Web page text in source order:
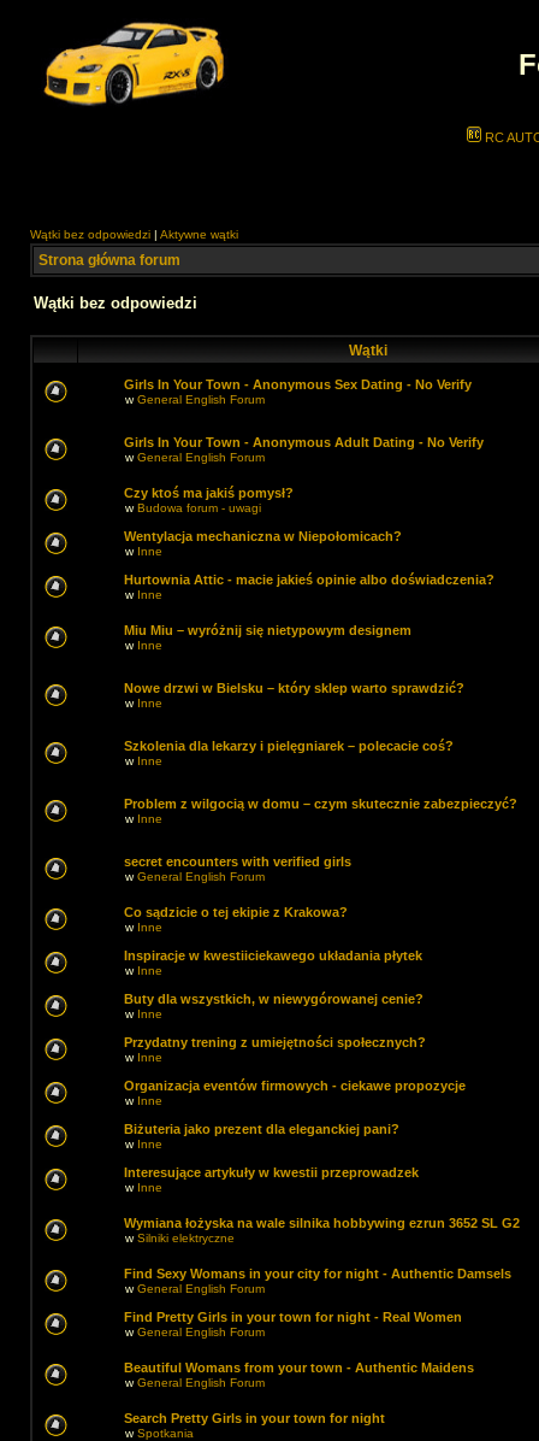
RC
Wątki bez odpowiedzi | Aktywne wątki
Strona główna forum
Wątki bez odpowiedzi
Wątki
Girls In Your Town - Anonymous Sex Dating - No Verify
wGeneral English Forum
Girls In Your Town - Anonymous Adult Dating - No Verify
wGeneral English Forum
Czy ktoś ma jakiś pomysł?
wBudowa forum - uwagi
Wentylacja mechaniczna w Niepołomicach?
w Inne
Hurtownia Attic - macie jakieś opinie albo doświadczenia?
w Inne
Miu Miu – wyróżnij się nietypowym designem
w Inne
Nowe drzwi w Bielsku – który sklep warto sprawdzić?
w Inne
Szkolenia dla lekarzy i pielęgniarek – polecacie coś?
w Inne
Problem z wilgocią w domu – czym skutecznie zabezpieczyć?
w Inne
secret encounters with verified girls
wGeneral English Forum
Co sądzicie o tej ekipie z Krakowa?
w Inne
Inspiracje w kwestiiciekawego układania płytek
w Inne
Buty dla wszystkich, w niewygórowanej cenie?
w Inne
Przydatny trening z umiejętności społecznych?
w Inne
Organizacja eventów firmowych - ciekawe propozycje
w Inne
Biżuteria jako prezent dla eleganckiej pani?
w Inne
Interesujące artykuły w kwestii przeprowadzek
w Inne
Wymiana łożyska na wale silnika hobbywing ezrun 3652 SL G2
wSilniki elektryczne
Find Sexy Womans in your city for night - Authentic Damsels
wGeneral English Forum
Find Pretty Girls in your town for night - Real Women
wGeneral English Forum
Beautiful Womans from your town - Authentic Maidens
wGeneral English Forum
Search Pretty Girls in your town for night
wSpotkania